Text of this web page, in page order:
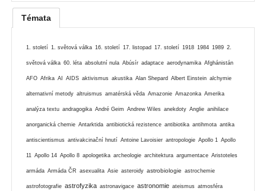
Témata
1. století 1. světová válka 16. století 17. listopad 17. století 1918 1984 1989 2.
světová válka 60. léta absolutní nula Abúsír adaptace aerodynamika Afghánistán
AFO Afrika AI AIDS aktivismus akustika Alan Shepard Albert Einstein alchymie
alternativní metody altruismus amatérská věda Amazonie Amazonka Amerika
analýza textu andragogika André Geim Andrew Wiles anekdoty Anglie anihilace
anorganická chemie Antarktida antibiotická rezistence antibiotika antihmota antika
antiscientismus antivakcinační hnutí Antoine Lavoisier antropologie Apollo 1 Apollo
11 Apollo 14 Apollo 8 apologetika archeologie architektura argumentace Aristoteles
armáda Armáda ČR asexualita Asie asteroidy astrobiologie astrochemie
astrofotografie astrofyzika astronavigace astronomie ateismus atmosféra